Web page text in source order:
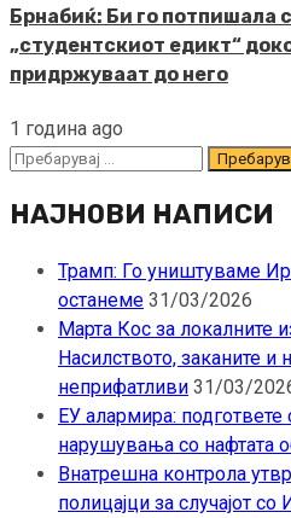
Брнабиќ: Би го потпишала
„студентскиот едикт“
придржуваат до него
1 година ago
Пребарувај
НАЈНОВИ НАПИСИ
Трамп: Го уништуваме
останеме 31/03/2026
Марта Кос за локалните
Насилството, заканите и
неприфатливи 31/03/
ЕУ алармира: подгответе
нарушувања со нафтата
Внатрешна контрола
полицајци за случајот